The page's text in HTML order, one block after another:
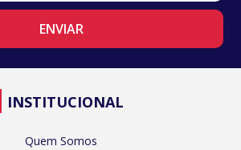
INSTITUCIONAL
Quem Somos